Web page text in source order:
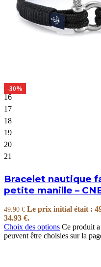
-30%
16
17
18
19
20
21
Bracelet nautique
petite manille –
49.90€ Le prix initial était :
34.93 €.
Choix des options Ce produit
peuvent être choisies sur la